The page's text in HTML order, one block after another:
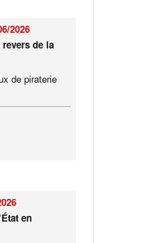
2026
de la
de piraterie
en